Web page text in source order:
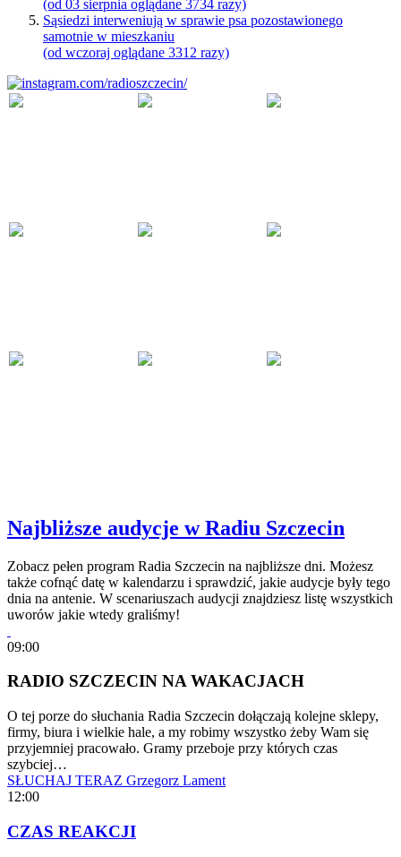
(od 03 sierpnia oglądane 3734 razy)
Sąsiedzi interweniują w sprawie psa pozostawionego
samotnie w mieszkaniu
(od wczoraj oglądane 3312 razy)
Najbliższe audycje w Radiu Szczecin
Zobacz pełen program Radia Szczecin na najbliższe dni. Możesz
także cofnąć datę w kalendarzu i sprawdzić, jakie audycje były tego
dnia na antenie. W scenariuszach audycji znajdziesz listę wszystkich
uworów jakie wtedy graliśmy!
09:00
RADIO SZCZECIN NA WAKACJACH
O tej porze do słuchania Radia Szczecin dołączają kolejne sklepy,
firmy, biura i wielkie hale, a my robimy wszystko żeby Wam się
przyjemniej pracowało. Gramy przeboje przy których czas
szybciej…
SŁUCHAJ TERAZ Grzegorz Lament
12:00
CZAS REAKCJI